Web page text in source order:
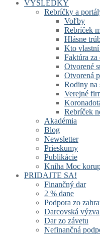
VÝSLEDKY
Rebríčky a
Voľby
Rebríček
Hlásne
Kto
Faktúra
Otvorené
Otvorená
Rodiny na
Verejné
Rebríček
Akadémia
Blog
Newsletter
Prieskumy
Publikácie
Kniha Moc
PRIDAJTE SA!
Finančný dar
2 % dane
Podpora zo
Darcovská výzva
Dar zo závetu
Nefinančná